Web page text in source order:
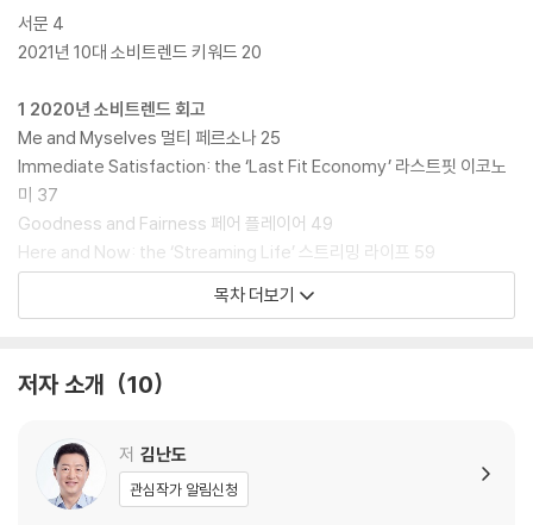
가속화되는 S자형으로 분류됐다.
서문 4
2021년 10대 소비트렌드 키워드 20
1 2020년 소비트렌드 회고
Me and Myselves 멀티 페르소나 25
Immediate Satisfaction: the ‘Last Fit Economy’ 라스트핏 이코노
미 37
Goodness and Fairness 페어 플레이어 49
Here and Now: the ‘Streaming Life’ 스트리밍 라이프 59
Technology of Hyper-personalization 초개인화 기술 71
You’re with Us, ‘Fansumer’ 팬슈머 81
Convenience as a Premium 편리미엄 117
2 2021년 소비트렌드 전망
Coming of ‘V-nomics’ 브이노믹스 142
목차 더보기
저자 소개 10
저 김난도
관심작가 알림신청